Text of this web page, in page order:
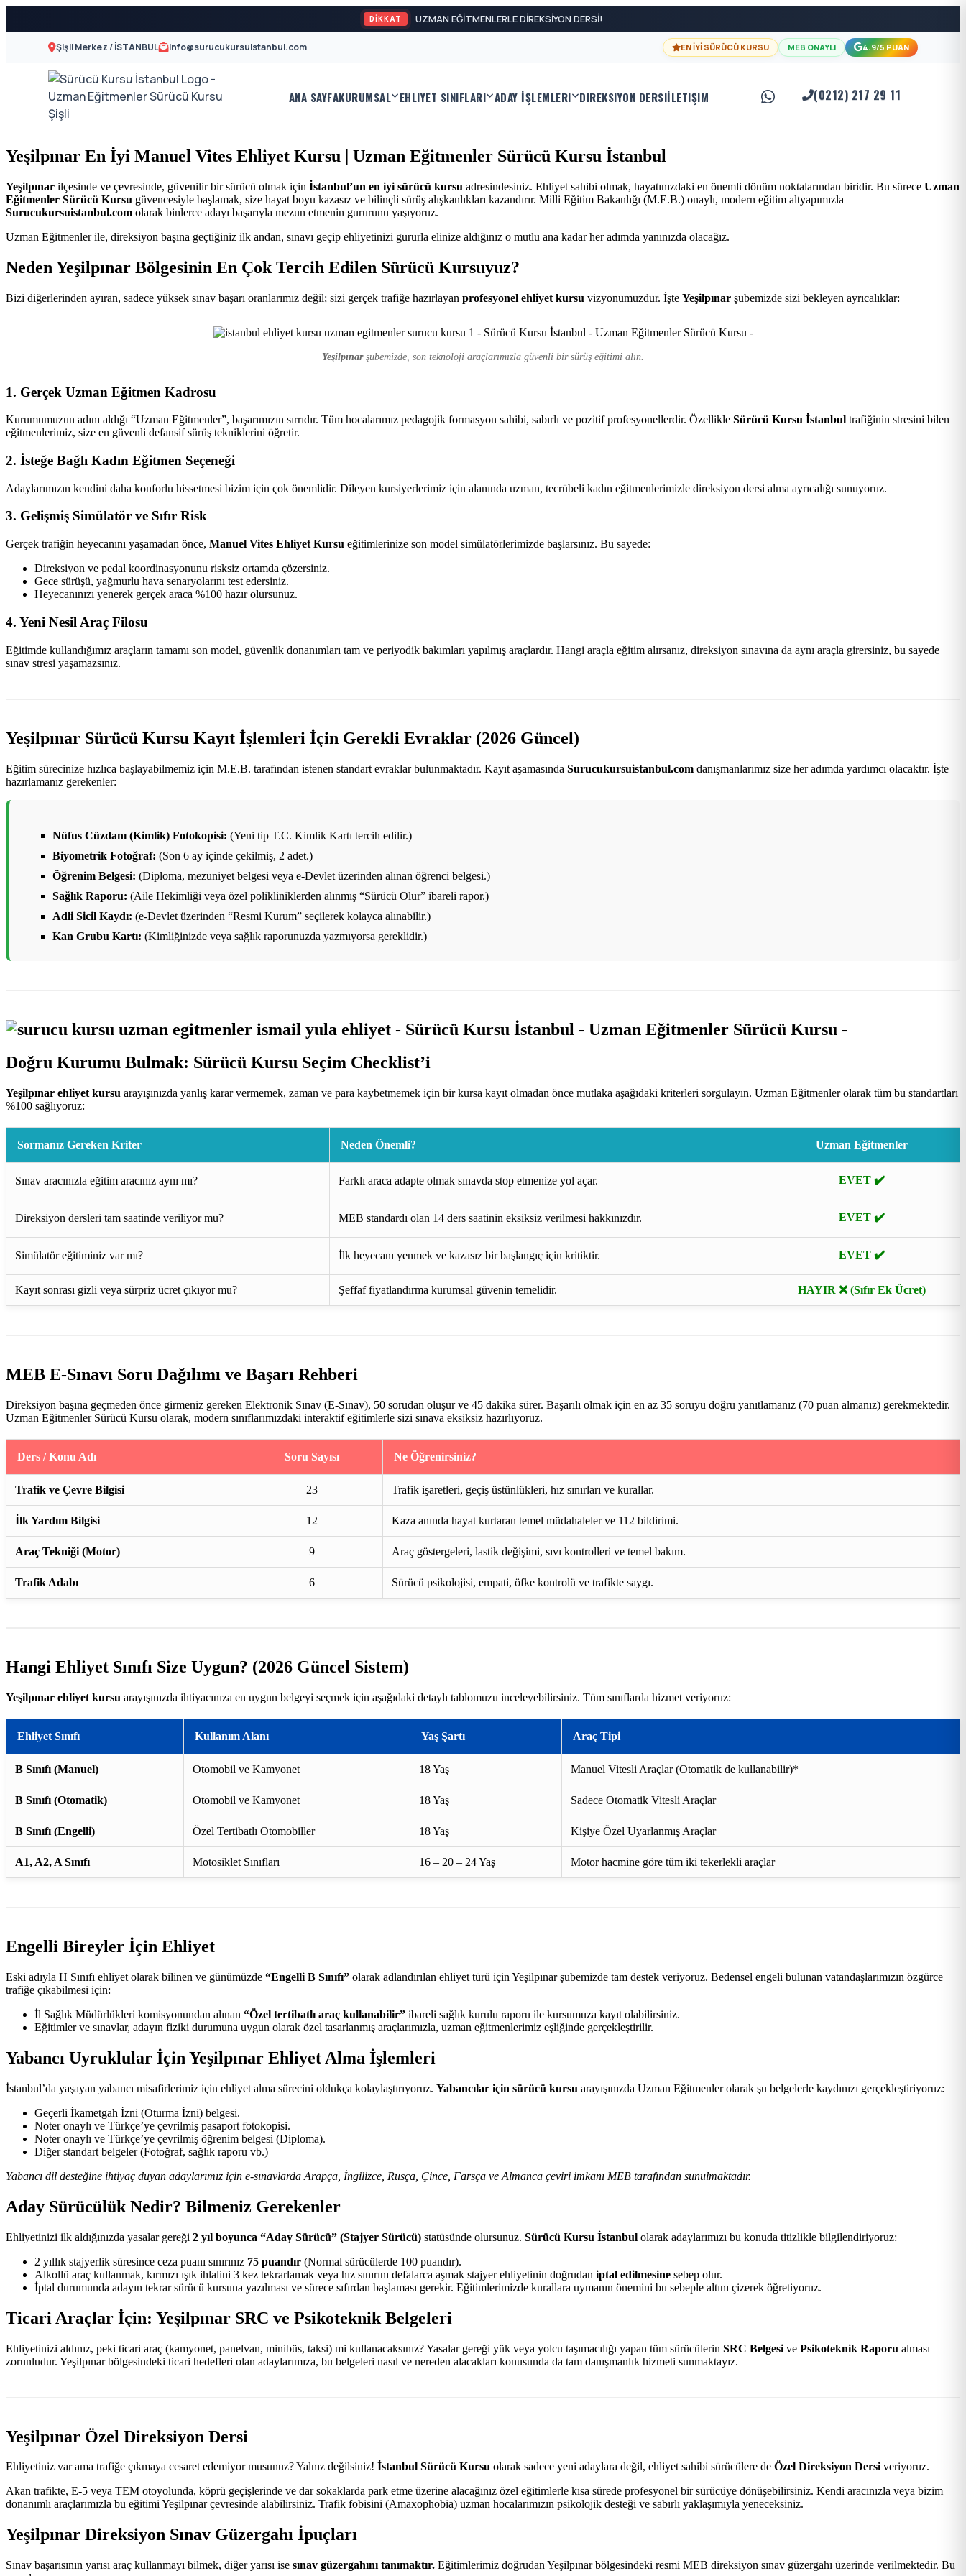
DİKKAT UZMAN EĞİTMENLERLE DİREKSİYON DERSİ!
Şişli Merkez / İSTANBUL info@surucukursuistanbul.com EN İYİ SÜRÜCÜ KURSU MEB ONAYLI 4.9/5 PUAN
Sürücü
Kursu
İstanbul
-
Şişli
En
Kursu
A2
Motor
Ehliyeti
ve
Özel
Direksiyon
Dersi
ANA SAYFAKURUMSAL EHLIYET SINIFLARI ADAY İŞLEMLERI DIREKSIYON DERSIİLETIŞIM (0212) 217 29 11
Yeşilpınar En İyi Manuel Vites Ehliyet Kursu | Uzman Eğitmenler Sürücü Kursu İstanbul
Yeşilpınar ilçesinde ve çevresinde, güvenilir bir sürücü olmak için İstanbul’un en iyi sürücü kursu adresindesiniz. Ehliyet sahibi olmak, hayatınızdaki en önemli dönüm noktalarından biridir. Bu sürece Uzman
Eğitmenler Sürücü Kursu güvencesiyle başlamak, size hayat boyu kazasız ve bilinçli sürüş alışkanlıkları kazandırır. Milli Eğitim Bakanlığı (M.E.B.) onaylı, modern eğitim altyapımızla
Surucukursuistanbul.com olarak binlerce adayı başarıyla mezun etmenin gururunu yaşıyoruz.
Uzman Eğitmenler ile, direksiyon başına geçtiğiniz ilk andan, sınavı geçip ehliyetinizi gururla elinize aldığınız o mutlu ana kadar her adımda yanınızda olacağız.
Neden Yeşilpınar Bölgesinin En Çok Tercih Edilen Sürücü Kursuyuz?
Bizi diğerlerinden ayıran, sadece yüksek sınav başarı oranlarımız değil; sizi gerçek trafiğe hazırlayan profesyonel ehliyet kursu vizyonumuzdur. İşte Yeşilpınar şubemizde sizi bekleyen ayrıcalıklar:
Yeşilpınarşubemizde, son teknoloji araçlarımızla güvenli bir sürüş eğitimi alın.
1. Gerçek Uzman Eğitmen Kadrosu
Kurumumuzun adını aldığı “Uzman Eğitmenler”, başarımızın sırrıdır. Tüm hocalarımız pedagojik formasyon sahibi, sabırlı ve pozitif profesyonellerdir. Özellikle Sürücü Kursu İstanbul trafiğinin stresini bilen
eğitmenlerimiz, size en güvenli defansif sürüş tekniklerini öğretir.
2. İsteğe Bağlı Kadın Eğitmen Seçeneği
Adaylarımızın kendini daha konforlu hissetmesi bizim için çok önemlidir. Dileyen kursiyerlerimiz için alanında uzman, tecrübeli kadın eğitmenlerimizle direksiyon dersi alma ayrıcalığı sunuyoruz.
3. Gelişmiş Simülatör ve Sıfır Risk
Gerçek trafiğin heyecanını yaşamadan önce, Manuel Vites Ehliyet Kursu eğitimlerinize son model simülatörlerimizde başlarsınız. Bu sayede:
Direksiyon ve pedal koordinasyonunu risksiz ortamda çözersiniz.
Gece sürüşü, yağmurlu hava senaryolarını test edersiniz.
Heyecanınızı yenerek gerçek araca %100 hazır olursunuz.
4. Yeni Nesil Araç Filosu
Eğitimde kullandığımız araçların tamamı son model, güvenlik donanımları tam ve periyodik bakımları yapılmış araçlardır. Hangi araçla eğitim alırsanız, direksiyon sınavına da aynı araçla girersiniz, bu sayede
sınav stresi yaşamazsınız.
Yeşilpınar Sürücü Kursu Kayıt İşlemleri İçin Gerekli Evraklar (2026 Güncel)
Eğitim sürecinize hızlıca başlayabilmemiz için M.E.B. tarafından istenen standart evraklar bulunmaktadır. Kayıt aşamasında Surucukursuistanbul.com danışmanlarımız size her adımda yardımcı olacaktır. İşte
hazırlamanız gerekenler:
Nüfus Cüzdanı (Kimlik) Fotokopisi: (Yeni tip T.C. Kimlik Kartı tercih edilir.)
Biyometrik Fotoğraf: (Son 6 ay içinde çekilmiş, 2 adet.)
Öğrenim Belgesi: (Diploma, mezuniyet belgesi veya e-Devlet üzerinden alınan öğrenci belgesi.)
Sağlık Raporu: (Aile Hekimliği veya özel polikliniklerden alınmış “Sürücü Olur” ibareli rapor.)
Adli Sicil Kaydı: (e-Devlet üzerinden “Resmi Kurum” seçilerek kolayca alınabilir.)
Kan Grubu Kartı: (Kimliğinizde veya sağlık raporunuzda yazmıyorsa gereklidir.)
Doğru Kurumu Bulmak: Sürücü Kursu Seçim Checklist’i
Yeşilpınar ehliyet kursu arayışınızda yanlış karar vermemek, zaman ve para kaybetmemek için bir kursa kayıt olmadan önce mutlaka aşağıdaki kriterleri sorgulayın. Uzman Eğitmenler olarak tüm bu standartları
%100 sağlıyoruz:
Sormanız Gereken Kriter Neden Önemli? Uzman Eğitmenler
Sınav aracınızla eğitim aracınız aynı mı? Farklı araca adapte olmak sınavda stop etmenize yol açar. EVET ✔️
Direksiyon dersleri tam saatinde veriliyor mu? MEB standardı olan 14 ders saatinin eksiksiz verilmesi hakkınızdır. EVET ✔️
Simülatör eğitiminiz var mı? İlk heyecanı yenmek ve kazasız bir başlangıç için kritiktir. EVET ✔️
Kayıt sonrası gizli veya sürpriz ücret çıkıyor mu? Şeffaf fiyatlandırma kurumsal güvenin temelidir. HAYIR ❌ (Sıfır Ek Ücret)
MEB E-Sınavı Soru Dağılımı ve Başarı Rehberi
Direksiyon başına geçmeden önce girmeniz gereken Elektronik Sınav (E-Sınav), 50 sorudan oluşur ve 45 dakika sürer. Başarılı olmak için en az 35 soruyu doğru yanıtlamanız (70 puan almanız) gerekmektedir.
Uzman Eğitmenler Sürücü Kursu olarak, modern sınıflarımızdaki interaktif eğitimlerle sizi sınava eksiksiz hazırlıyoruz.
Ders / Konu Adı Soru Sayısı Ne Öğrenirsiniz?
Trafik ve Çevre Bilgisi 23 Trafik işaretleri, geçiş üstünlükleri, hız sınırları ve kurallar.
İlk Yardım Bilgisi 12 Kaza anında hayat kurtaran temel müdahaleler ve 112 bildirimi.
Araç Tekniği (Motor) 9 Araç göstergeleri, lastik değişimi, sıvı kontrolleri ve temel bakım.
Trafik Adabı 6 Sürücü psikolojisi, empati, öfke kontrolü ve trafikte saygı.
Hangi Ehliyet Sınıfı Size Uygun? (2026 Güncel Sistem)
Yeşilpınar ehliyet kursu arayışınızda ihtiyacınıza en uygun belgeyi seçmek için aşağıdaki detaylı tablomuzu inceleyebilirsiniz. Tüm sınıflarda hizmet veriyoruz:
Ehliyet Sınıfı Kullanım Alanı Yaş Şartı Araç Tipi
B Sınıfı (Manuel) Otomobil ve Kamyonet 18 Yaş Manuel Vitesli Araçlar (Otomatik de kullanabilir)*
B Sınıfı (Otomatik) Otomobil ve Kamyonet 18 Yaş Sadece Otomatik Vitesli Araçlar
B Sınıfı (Engelli) Özel Tertibatlı Otomobiller 18 Yaş Kişiye Özel Uyarlanmış Araçlar
A1, A2, A Sınıfı Motosiklet Sınıfları 16 – 20 – 24 Yaş Motor hacmine göre tüm iki tekerlekli araçlar
Engelli Bireyler İçin Ehliyet
Eski adıyla H Sınıfı ehliyet olarak bilinen ve günümüzde “Engelli B Sınıfı” olarak adlandırılan ehliyet türü için Yeşilpınar şubemizde tam destek veriyoruz. Bedensel engeli bulunan vatandaşlarımızın özgürce
trafiğe çıkabilmesi için:
İl Sağlık Müdürlükleri komisyonundan alınan “Özel tertibatlı araç kullanabilir” ibareli sağlık kurulu raporu ile kursumuza kayıt olabilirsiniz.
Eğitimler ve sınavlar, adayın fiziki durumuna uygun olarak özel tasarlanmış araçlarımızla, uzman eğitmenlerimiz eşliğinde gerçekleştirilir.
Yabancı Uyruklular İçin Yeşilpınar Ehliyet Alma İşlemleri
İstanbul’da yaşayan yabancı misafirlerimiz için ehliyet alma sürecini oldukça kolaylaştırıyoruz. Yabancılar için sürücü kursu arayışınızda Uzman Eğitmenler olarak şu belgelerle kaydınızı gerçekleştiriyoruz:
Geçerli İkametgah İzni (Oturma İzni) belgesi.
Noter onaylı ve Türkçe’ye çevrilmiş pasaport fotokopisi.
Noter onaylı ve Türkçe’ye çevrilmiş öğrenim belgesi (Diploma).
Diğer standart belgeler (Fotoğraf, sağlık raporu vb.)
Yabancı dil desteğine ihtiyaç duyan adaylarımız için e-sınavlarda Arapça, İngilizce, Rusça, Çince, Farsça ve Almanca çeviri imkanı MEB tarafından sunulmaktadır.
Aday Sürücülük Nedir? Bilmeniz Gerekenler
Ehliyetinizi ilk aldığınızda yasalar gereği 2 yıl boyunca “Aday Sürücü” (Stajyer Sürücü) statüsünde olursunuz. Sürücü Kursu İstanbul olarak adaylarımızı bu konuda titizlikle bilgilendiriyoruz:
2 yıllık stajyerlik süresince ceza puanı sınırınız 75 puandır (Normal sürücülerde 100 puandır).
Alkollü araç kullanmak, kırmızı ışık ihlalini 3 kez tekrarlamak veya hız sınırını defalarca aşmak stajyer ehliyetinin doğrudan iptal edilmesine sebep olur.
İptal durumunda adayın tekrar sürücü kursuna yazılması ve sürece sıfırdan başlaması gerekir. Eğitimlerimizde kurallara uymanın önemini bu sebeple altını çizerek öğretiyoruz.
Ticari Araçlar İçin: Yeşilpınar SRC ve Psikoteknik Belgeleri
Ehliyetinizi aldınız, peki ticari araç (kamyonet, panelvan, minibüs, taksi) mi kullanacaksınız? Yasalar gereği yük veya yolcu taşımacılığı yapan tüm sürücülerin SRC Belgesi ve Psikoteknik Raporu alması
zorunludur. Yeşilpınar bölgesindeki ticari hedefleri olan adaylarımıza, bu belgeleri nasıl ve nereden alacakları konusunda da tam danışmanlık hizmeti sunmaktayız.
Yeşilpınar Özel Direksiyon Dersi
Ehliyetiniz var ama trafiğe çıkmaya cesaret edemiyor musunuz? Yalnız değilsiniz! İstanbul Sürücü Kursu olarak sadece yeni adaylara değil, ehliyet sahibi sürücülere de Özel Direksiyon Dersiveriyoruz.
Akan trafikte, E-5 veya TEM otoyolunda, köprü geçişlerinde ve dar sokaklarda park etme üzerine alacağınız özel eğitimlerle kısa sürede profesyonel bir sürücüye dönüşebilirsiniz. Kendi aracınızla veya bizim
donanımlı araçlarımızla bu eğitimi Yeşilpınar çevresinde alabilirsiniz. Trafik fobisini (Amaxophobia) uzman hocalarımızın psikolojik desteği ve sabırlı yaklaşımıyla yeneceksiniz.
Yeşilpınar Direksiyon Sınav Güzergahı İpuçları
Sınav başarısının yarısı araç kullanmayı bilmek, diğer yarısı ise sınav güzergahını tanımaktır. Eğitimlerimiz doğrudan Yeşilpınar bölgesindeki resmi MEB direksiyon sınav güzergahı üzerinde verilmektedir. Bu